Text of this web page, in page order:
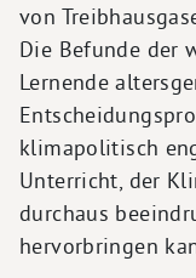
von
Die Befunde der
Lernende
klimapolitisch
Unterricht, der
durchaus
hervorbringen